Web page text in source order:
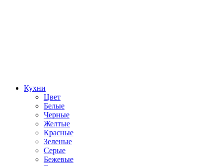
Кухни
Цвет
Белые
Черные
Желтые
Красные
Зеленые
Серые
Бежевые